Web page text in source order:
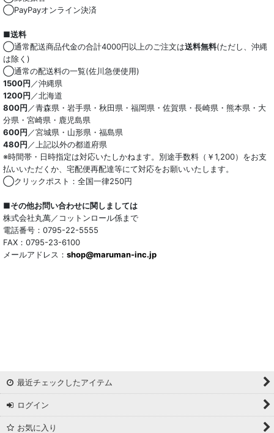
◯PayPayオンライン決済
■送料
◯通常配送商品代金の合計4000円以上のご注文は送料無料(ただし、沖縄
は除く)
◯通常の配送料の一覧(佐川急便使用)
1500円 ／沖縄県
1200円 ／北海道
800円 ／青森県・岩手県・秋田県・福岡県・佐賀県・長崎県・熊本県・大
分県・宮崎県・鹿児島県
600円 ／宮城県・山形県・福島県
480円 ／上記以外の都道府県
※時間帯・日時指定は対応いたしかねます。別途手数料（￥1,200）をお支
払いいただくか、宅配便再配達等にて対応をお願いいたします。
◯クリックポスト：全国一律250円
■その他お問い合わせに関しましては
株式会社丸萬／コットンロール係まで
電話番号：0795-22-5555
FAX：0795-23-6100
メールアドレス： shop@maruman-inc.jp
最近チェックしたアイテム
ログイン
お気に入り